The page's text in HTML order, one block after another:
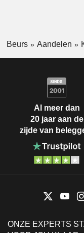
Beurs Aandelen
Al meer dan
20 jaar aan de
zijde van
ONZE EXPERTS